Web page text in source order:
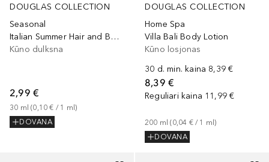
DOUGLAS COLLECTION
Seasonal
Italian Summer Hair and Body Mist
Kūno dulksna
2,99 €
30 ml (0,10 € / 1 ml)
DOVANA
DOUGLAS COLLECTION
Home Spa
Villa Bali Body Lotion
Kūno losjonas
30 d. min. kaina 8,39 €
8,39 €
Reguliari kaina 11,99 €
200 ml (0,04 € / 1 ml)
DOVANA